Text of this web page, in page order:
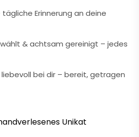
Erinnerung an deine
& achtsam gereinigt – jedes
bei dir – bereit, getragen
Unikat